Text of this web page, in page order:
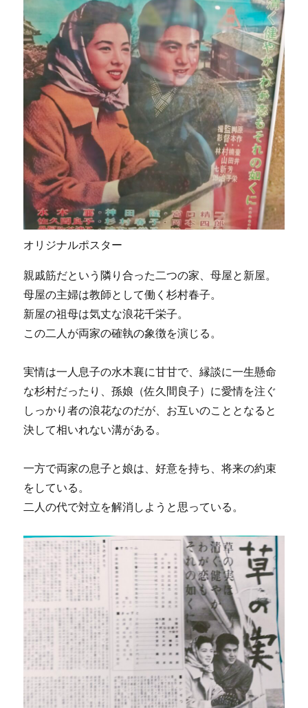
オリジナルポスター
親戚筋だという隣り合った二つの家、母屋と新屋。
母屋の主婦は教師として働く杉村春子。
新屋の祖母は気丈な浪花千栄子。
この二人が両家の確執の象徴を演じる。
実情は一人息子の水木襄に甘甘で、縁談に一生懸命
な杉村だったり、孫娘（佐久間良子）に愛情を注ぐ
しっかり者の浪花なのだが、お互いのこととなると
決して相いれない溝がある。
一方で両家の息子と娘は、好意を持ち、将来の約束
をしている。
二人の代で対立を解消しようと思っている。